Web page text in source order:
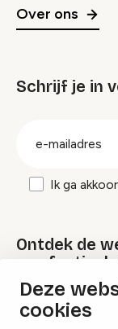
Deze
cookies
Over ons
Schrijf je in
Ik ga
Ontdek de
van
Lees